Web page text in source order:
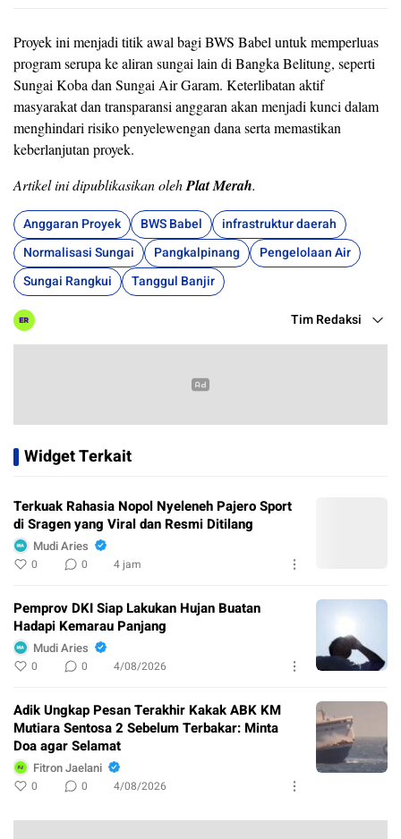
Proyek ini menjadi titik awal bagi BWS Babel untuk memperluas
program serupa ke aliran sungai lain di Bangka Belitung, seperti
Sungai Koba dan Sungai Air Garam. Keterlibatan aktif
masyarakat dan transparansi anggaran akan menjadi kunci dalam
menghindari risiko penyelewengan dana serta memastikan
keberlanjutan proyek.
Artikel ini dipublikasikan olehPlat Merah.
Anggaran Proyek BWS Babel
infrastruktur daerah
Normalisasi Sungai
Pangkalpinang
Pengelolaan Air
Sungai Rangkui
Tanggul Banjir
Tim Redaksi
Widget Terkait
Terkuak Rahasia Nopol Nyeleneh Pajero Sport
di Sragen yang Viral dan Resmi Ditilang
Mudi Aries
0 0 4 jam
Pemprov DKI Siap Lakukan Hujan Buatan
Hadapi Kemarau Panjang
Mudi Aries
0 0 4/08/2026
Adik Ungkap Pesan Terakhir Kakak ABK KM
Mutiara Sentosa 2 Sebelum Terbakar: Minta
Doa agar Selamat
Fitron Jaelani
0 0 4/08/2026